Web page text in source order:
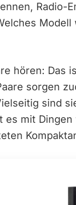
Radio-
hören: Das
sorgen
sind
mit